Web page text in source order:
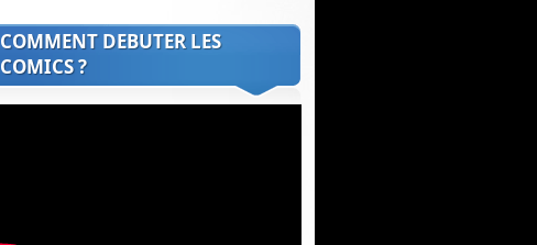
COMMENT DEBUTER LES
COMICS ?